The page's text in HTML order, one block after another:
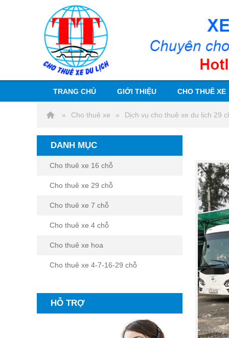
TRANG CHỦ GIỚI THIỆU CHO THUÊ XE
Cho thuê xe Dịch vụ cho thuê xe du lịch 29
DANH MỤC
Cho thuê xe 16 chỗ
Cho thuê xe 29 chỗ
Cho thuê xe 7 chỗ
Cho thuê xe 4 chỗ
Cho thuê xe hoa
Cho thuê xe 4-7-16-29 chỗ
HỖ TRỢ